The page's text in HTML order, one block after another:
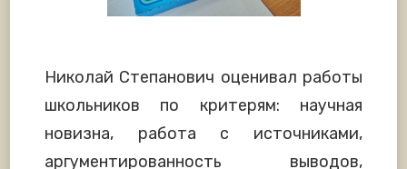
Николай Степанович оценивал работы
школьников по критерям: научная
новизна, работа с источниками,
аргументированность выводов,